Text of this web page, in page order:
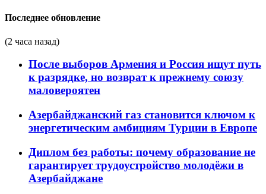
Последнее обновление
(2 часа назад)
После выборов Армения и Россия ищут путь
к разрядке, но возврат к прежнему союзу
маловероятен
Азербайджанский газ становится ключом к
энергетическим амбициям Турции в Европе
Диплом без работы: почему образование не
гарантирует трудоустройство молодёжи в
Азербайджане